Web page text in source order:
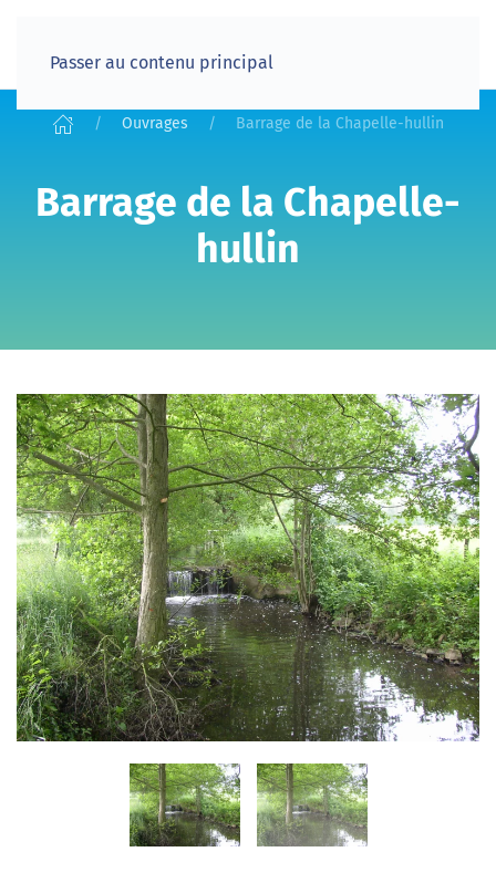
Passer au contenu principal
Ouvrages Barrage de la Chapelle-hullin
Barrage de la Chapelle-
hullin